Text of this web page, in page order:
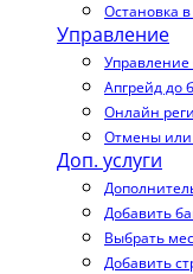
Остановка
Управление
Апгрейд до
Онлайн
Отмены или
Доп. услуги
Добавить
Выбрать
Добавить